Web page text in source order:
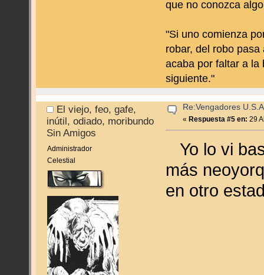
que no conozca
"Si uno comienza
robar, del robo
acaba por faltar a la
siguiente."
El viejo, feo, gafe,
inútil, odiado, moribundo
Sin Amigos
Administrador
Celestial
Re:Vengadores
« Respuesta #5 en: 29
Yo lo vi
más
en otro